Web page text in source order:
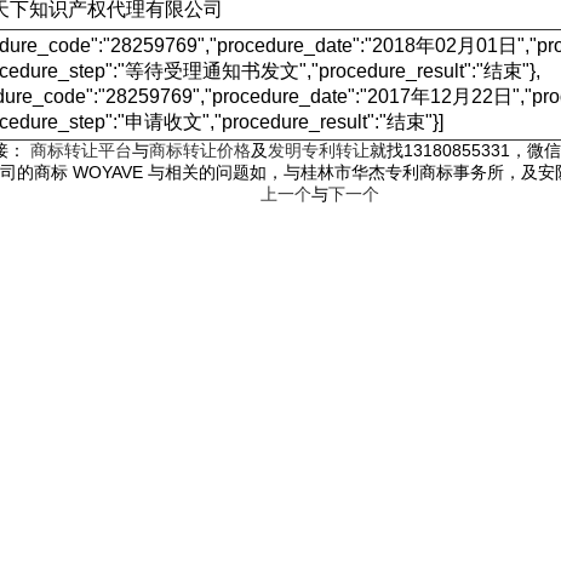
下知识产权代理有限公司
年02月01日
等待受理通知书发文","procedure_result":"结束"},
年12月22日
申请收文","procedure_result":"结束"}]
： 商标转让平台与商标转让价格及发明专利转让就找13180855331，微
的商标 WOYAVE 与相关的问题如，与桂林市华杰专利商标事务所，及
上一个与下一个